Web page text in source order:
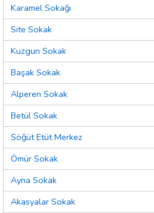
Karamel Sokağı
Site Sokak
Kuzgun Sokak
Başak Sokak
Alperen Sokak
Betül Sokak
Söğüt Etüt Merkez
Ömür Sokak
Ayna Sokak
Akasyalar Sokak